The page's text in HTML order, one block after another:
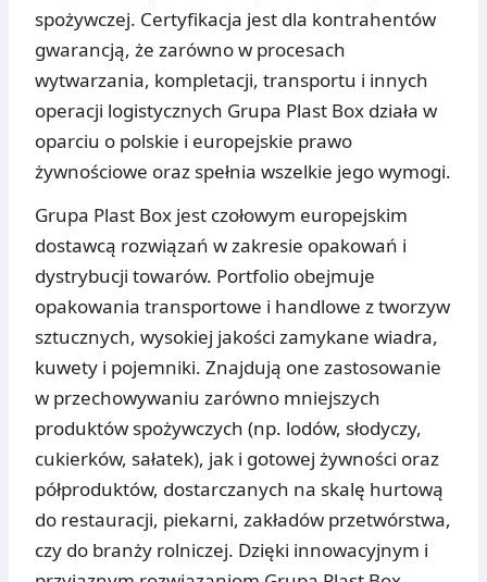
spożywczej. Certyfikacja jest dla kontrahentów
gwarancją, że zarówno w procesach
wytwarzania, kompletacji, transportu i innych
operacji logistycznych Grupa Plast Box działa w
oparciu o polskie i europejskie prawo
żywnościowe oraz spełnia wszelkie jego wymogi.
Grupa Plast Box jest czołowym europejskim
dostawcą rozwiązań w zakresie opakowań i
dystrybucji towarów. Portfolio obejmuje
opakowania transportowe i handlowe z tworzyw
sztucznych, wysokiej jakości zamykane wiadra,
kuwety i pojemniki. Znajdują one zastosowanie
w przechowywaniu zarówno mniejszych
produktów spożywczych (np. lodów, słodyczy,
cukierków, sałatek), jak i gotowej żywności oraz
półproduktów, dostarczanych na skalę hurtową
do restauracji, piekarni, zakładów przetwórstwa,
czy do branży rolniczej. Dzięki innowacyjnym i